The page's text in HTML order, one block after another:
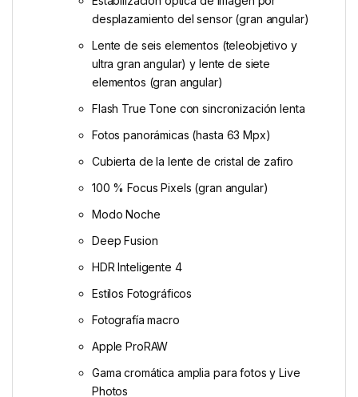
desplazamiento del sensor (gran angular)
Lente de seis elementos (teleobjetivo y
ultra gran angular) y lente de siete
elementos (gran angular)
Flash True Tone con sincronización lenta
Fotos panorámicas (hasta 63 Mpx)
Cubierta de la lente de cristal de zafiro
100 % Focus Pixels (gran angular)
Modo Noche
Deep Fusion
HDR Inteligente 4
Estilos Fotográficos
Fotografía macro
Apple ProRAW
Gama cromática amplia para fotos y Live
Photos